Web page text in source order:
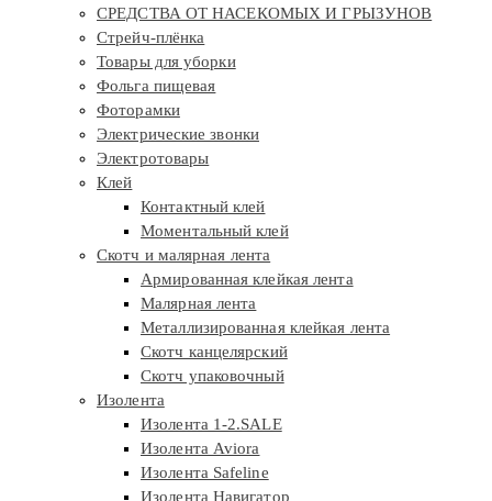
СРЕДСТВА ОТ НАСЕКОМЫХ И ГРЫЗУНОВ
Стрейч-плёнка
Товары для уборки
Фольга пищевая
Фоторамки
Электрические звонки
Электротовары
Клей
Контактный клей
Моментальный клей
Скотч и малярная лента
Армированная клейкая лента
Малярная лента
Металлизированная клейкая лента
Скотч канцелярский
Скотч упаковочный
Изолента
Изолента 1-2.SALE
Изолента Aviora
Изолента Safeline
Изолента Навигатор